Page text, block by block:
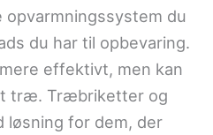
du
du har til opbevaring.
effektivt, men kan
træ. Træbriketter og
løsning for dem, der